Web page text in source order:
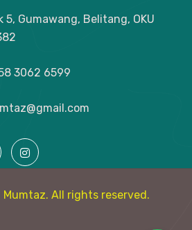
5, Gumawang, Belitang, OKU
3062 6599
All rights reserved.